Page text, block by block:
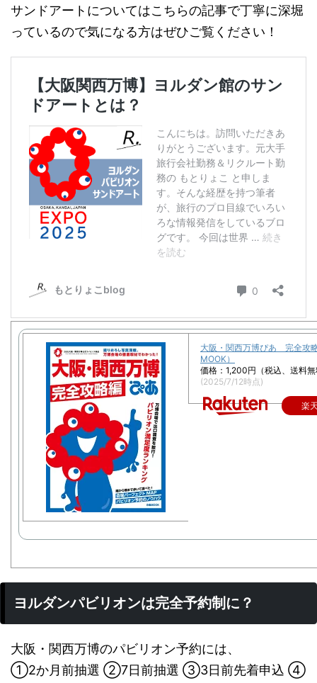
サンドアートについてはこちらの記事で丁寧に深堀
っているので気になる方はぜひご覧ください！
大阪・関西万博ぴあ 完全攻
MOOK）
価格：1,200円（税込、送料
(2025/7/12時点)
楽
ヨルダンパビリオンは完全予約制に？
大阪・関西万博のパビリオン予約には、
①2か月前抽選 ②7日前抽選 ③3日前先着申込 ④